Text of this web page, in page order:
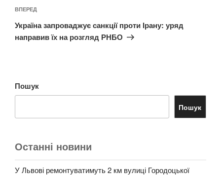
Наступний
запис
ВПЕРЕД
Україна запроваджує санкції проти Ірану: уряд
направив їх на розгляд РНБО
Пошук
Пошук
Останні новини
У Львові ремонтуватимуть 2 км вулиці Городоцької